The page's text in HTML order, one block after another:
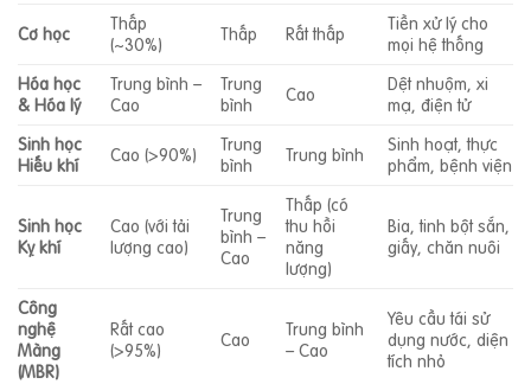
Cơ học
Thấp
(~30%)
Thấp Rất thấp
Tiền xử lý cho
mọi hệ thống
Hóa học
& Hóa lý
Trung bình –
Cao
Trung
bình
Cao
Dệt nhuộm, xi
mạ, điện tử
Sinh học
Hiếu khí
Cao (>90%)
Trung
bình
Trung bình
Sinh hoạt, thực
phẩm, bệnh viện
Sinh học
Kỵ khí
Cao (với tải
lượng cao)
Trung
bình –
Cao
Thấp (có
thu hồi
năng
lượng)
Bia, tinh bột sắn,
giấy, chăn nuôi
Công
nghệ
Màng
(MBR)
Rất cao
(>95%)
Cao
Trung bình
– Cao
Yêu cầu tái sử
dụng nước, diện
tích nhỏ